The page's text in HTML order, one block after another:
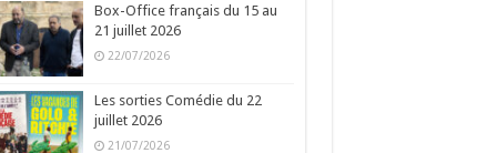
Box-Office français du 15 au
21 juillet 2026
22/07/2026
Les sorties Comédie du 22
juillet 2026
21/07/2026